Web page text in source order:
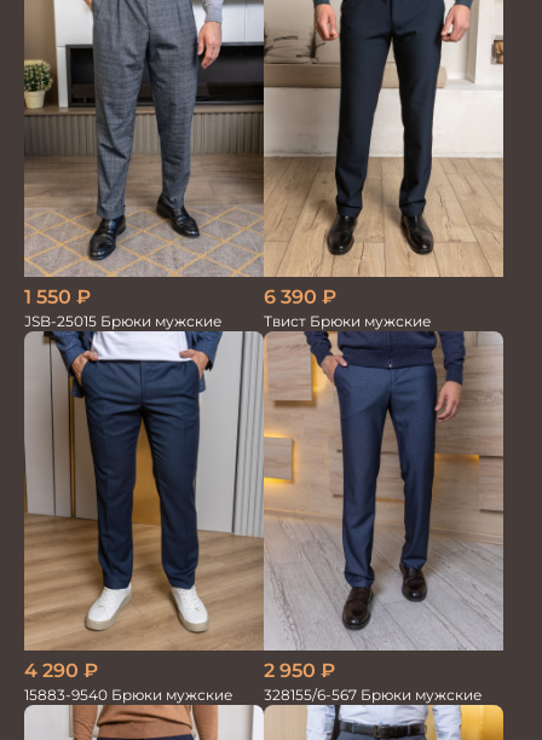
1 550 ₽
JSB-25015 Брюки мужские
6 390 ₽
Твист Брюки мужские
4 290 ₽
15883-9540 Брюки мужские
2 950 ₽
328155/6-567 Брюки мужские